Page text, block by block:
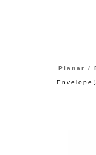
Planar /
Envelope